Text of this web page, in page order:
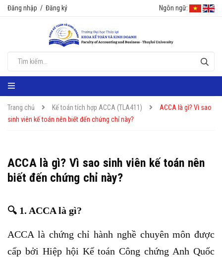
Đăng nhập / Đăng ký Ngôn ngữ:
Trang chủ Kế toán tích hợp ACCA (TLA411)
ACCA là gì? Vì sao
sinh viên kế toán nên biết đến chứng chỉ này?
ACCA là gì? Vì sao sinh viên kế toán nên
biết đến chứng chỉ này?
🔍 1. ACCA là gì?
ACCA là chứng chỉ hành nghề chuyên môn được
cấp bởi Hiệp hội Kế toán Công chứng Anh Quốc